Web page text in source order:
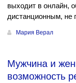
выходит в онлайн,
дистанционным, не
Мария Верал
Мужчина и
возможность